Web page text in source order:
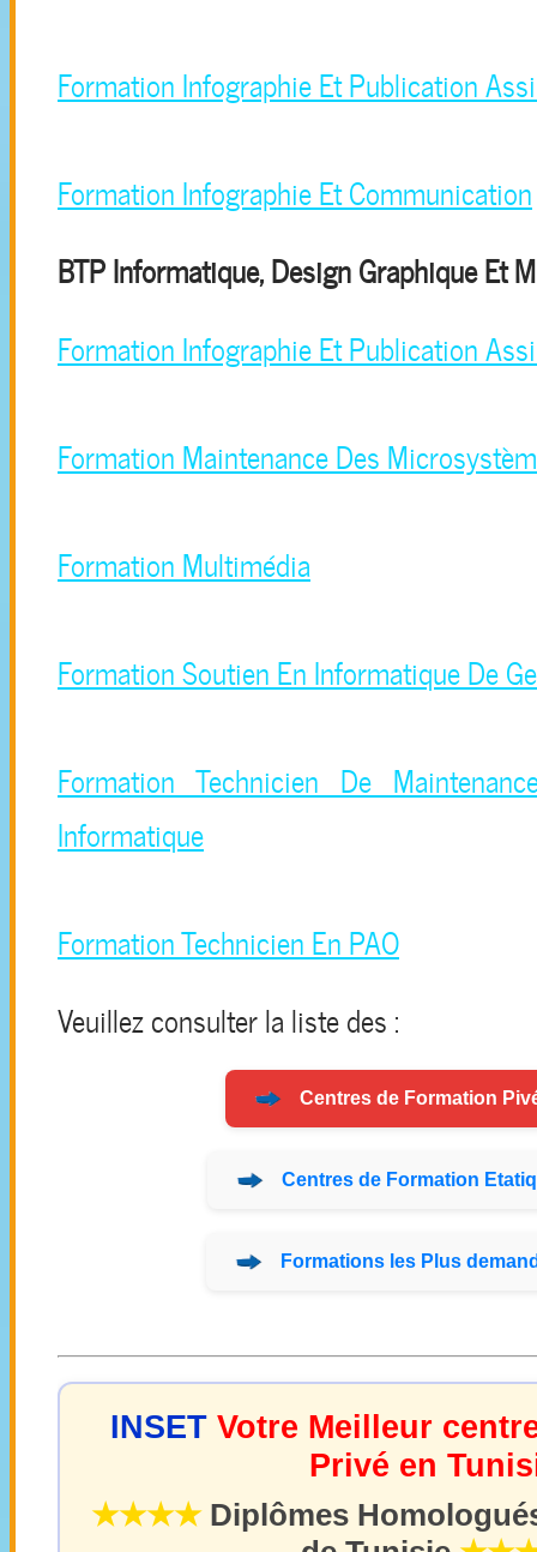
Formation Infographie Et Publication
Formation Infographie Et Communication
BTP Informatique, Design Graphique Et
Formation Infographie Et Publication
Formation Maintenance Des
Formation Multimédia
Formation Soutien En Informatique De
Formation Technicien De
Informatique
Formation Technicien En PAO
Veuillez consulter la liste des :
Centres de Formation
Centres de Formation
Formationsles Plus
INSET Votre Meilleur
Privé en
★★★★Diplômes